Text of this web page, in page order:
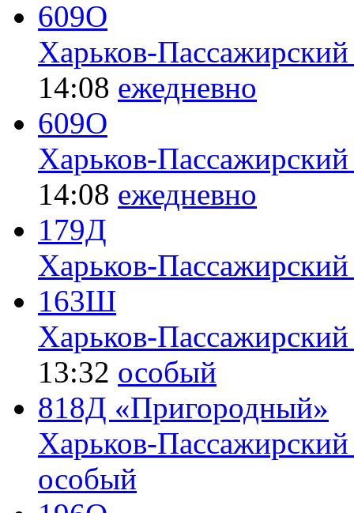
609О
Харьков-
14:08 ежедневно
609О
Харьков-
14:08 ежедневно
179Д
Харьков-
163Ш
Харьков-
13:32 особый
818Д «Пригородный»
Харьков-
особый